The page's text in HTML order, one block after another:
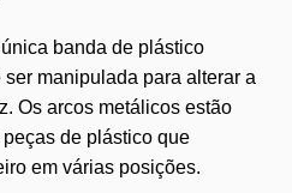
banda de plástico
manipulada para alterar a
Os arcos metálicos estão
de plástico que
em várias posições.